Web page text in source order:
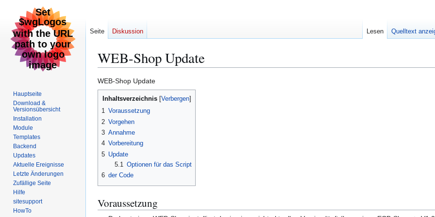
WEB-Shop Update
Zur
Navigation
springen
Zur
Suche
springen
WEB-Shop Update
Inhaltsverzeichnis
1 Voraussetzung
2 Vorgehen
3 Annahme
4 Vorbereitung
5 Update
5.1
Optionen für das Script
6 der Code
Voraussetzung
Seite Diskussion Lesen Quelltext
Hauptseite
Download &
Versionsübersicht
Installation
Module
Templates
Backend
Updates
Aktuelle Ereignisse
Letzte Änderungen
Zufällige Seite
Hilfe
sitesupport
HowTo